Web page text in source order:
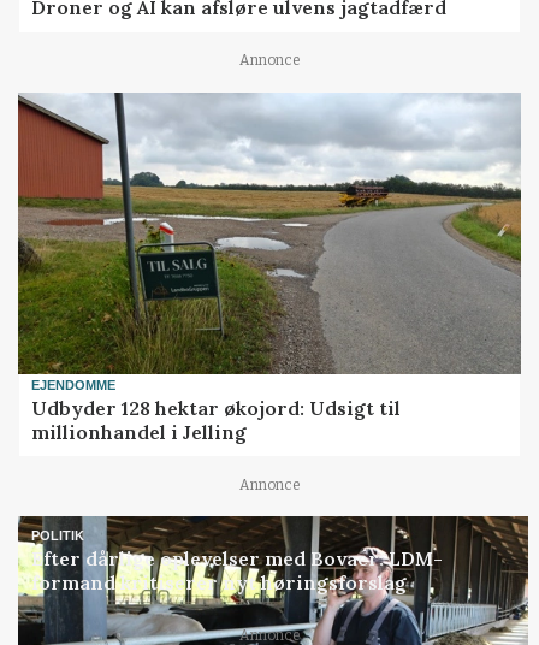
Droner og AI kan afsløre ulvens jagtadfærd
Annonce
EJENDOMME
Udbyder 128 hektar økojord: Udsigt til
millionhandel i Jelling
Annonce
POLITIK
Efter dårlige oplevelser med Bovaer: LDM-
formand kritiserer nyt høringsforslag
Annonce